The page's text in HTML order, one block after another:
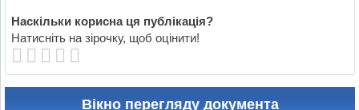
Наскільки корисна ця публікація?
Натисніть на зірочку, щоб оцінити!
Вікно перегляду документа